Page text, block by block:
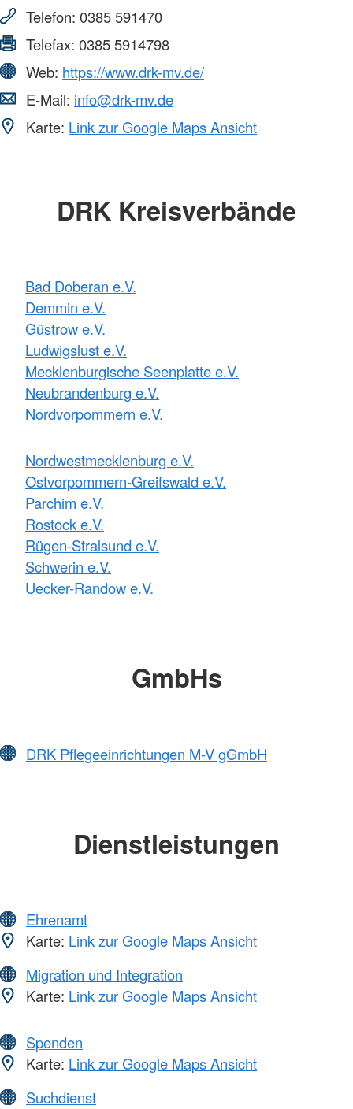
Telefon: 0385 591470
Telefax: 0385 5914798
Web: https://www.drk-mv.de/
E-Mail: info@drk-mv.de
Karte: Link zur Google Maps Ansicht
DRK Kreisverbände
Bad Doberan e.V.
Demmin e.V.
Güstrow e.V.
Ludwigslust e.V.
Mecklenburgische Seenplatte e.V.
Neubrandenburg e.V.
Nordvorpommern e.V.
Nordwestmecklenburg e.V.
Ostvorpommern-Greifswald e.V.
Parchim e.V.
Rostock e.V.
Rügen-Stralsund e.V.
Schwerin e.V.
Uecker-Randow e.V.
GmbHs
DRK Pflegeeinrichtungen M-V gGmbH
Dienstleistungen
Ehrenamt
Karte: Link zur Google Maps Ansicht
Migration und Integration
Karte: Link zur Google Maps Ansicht
Spenden
Karte: Link zur Google Maps Ansicht
Suchdienst